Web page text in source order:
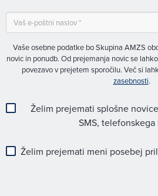
Vaše osebne podatke bo Skupina AMZS
novic in ponudb. Od prejemanja novic se
povezavo v prejetem sporočilu. Več si
zasebnosti.
Želim prejemati splošne
SMS, telefonskega
Želim prejemati meni posebej